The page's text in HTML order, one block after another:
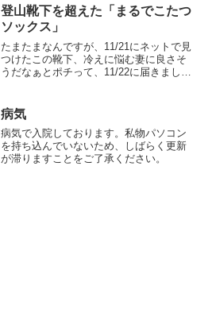
で言葉が理解できない状態に… 左半身
も麻痺、壮絶リハビリ明かす...
登山靴下を超えた「まるでこたつ
ソックス」
たまたまなんですが、11/21にネットで見
つけたこの靴下、冷えに悩む妻に良さそ
うだなぁとポチって、11/22に届きまし
のオカモトか？と思ったら、別のオカモ
トでした。どの...
病気
病気で入院しております。私物パソコン
を持ち込んでいないため、しばらく更新
が滞りますことをご了承ください。